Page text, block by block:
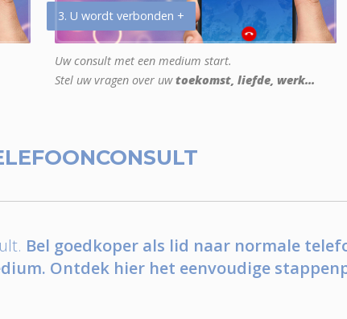
3. U wordt verbonden +
Uw consult met een medium start.
Stel uw vragen over uwtoekomst, liefde, werk...
Bel goedkoper als lid naar normale
Ontdek hier het eenvoudige